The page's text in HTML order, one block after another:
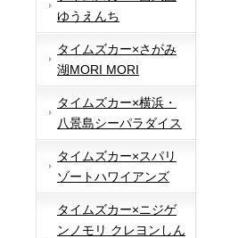
ゆうえんち
タイムズカー×さがみ
湖MORI MORI
タイムズカー×横浜・
八景島シーパラダイス
タイムズカー×スパリ
ゾートハワイアンズ
タイムズカー×ニジゲ
ンノモリ クレヨンしん